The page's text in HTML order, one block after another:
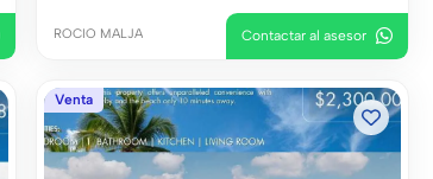
ROCIO MALJA Contactar al asesor
Venta